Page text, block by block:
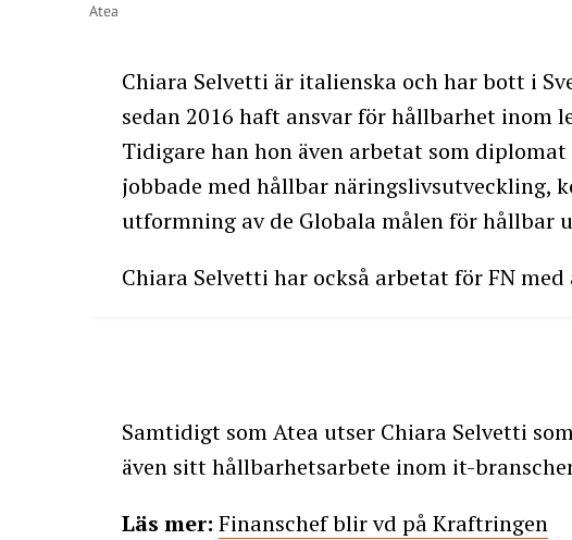
Atea
Chiara Selvetti är italienska och har bott i
sedan 2016 haft ansvar för hållbarhet inom
Tidigare han hon även arbetat som
jobbade med hållbar näringslivsutveckling,
utformning av de Globala målen för hållbar
Chiara Selvetti har också arbetat för FN
Samtidigt som Atea utser Chiara Selvetti
även sitt hållbarhetsarbete inom it-
Läs mer: Finanschef blir vd på Kraftringen